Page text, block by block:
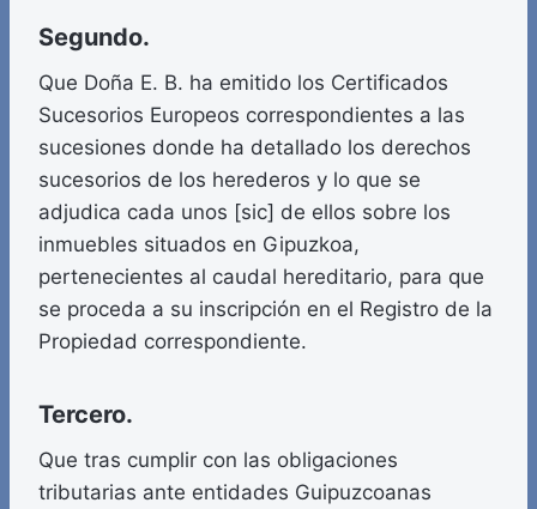
Segundo.
Que Doña E. B. ha emitido los Certificados
Sucesorios Europeos correspondientes a las
sucesiones donde ha detallado los derechos
sucesorios de los herederos y lo que se
adjudica cada unos [sic] de ellos sobre los
inmuebles situados en Gipuzkoa,
pertenecientes al caudal hereditario, para que
se proceda a su inscripción en el Registro de la
Propiedad correspondiente.
Tercero.
Que tras cumplir con las obligaciones
tributarias ante entidades Guipuzcoanas